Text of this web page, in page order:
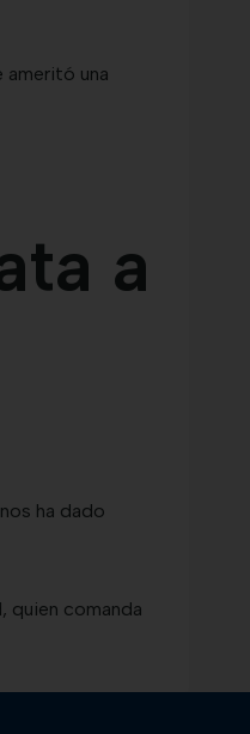
ameritó una
a
ha dado
quien comanda